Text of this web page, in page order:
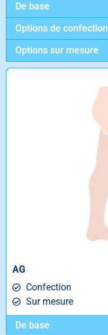
De base
Options de confection
Options sur mesure
AG
Confection
Sur mesure
De base